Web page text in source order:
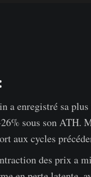
a enregistré sa
sous son ATH.
aux cycles
des prix a